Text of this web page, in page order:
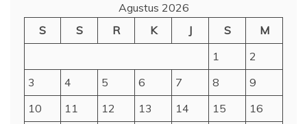
Agustus 2026
S
S R K J S
M
1
2
3
4 5 6 7 8
9
10
11 12 13 14 15
16